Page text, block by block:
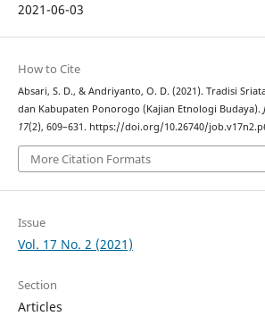
2021-06-03
How to Cite
Absari, S. D., & Andriyanto, O. D. (2021). Tradisi
dan Kabupaten Ponorogo (Kajian Etnologi Budaya).
17(2), 609–631. https://doi.org/10.26740/
More Citation Formats
Issue
Vol. 17 No. 2 (2021)
Section
Articles